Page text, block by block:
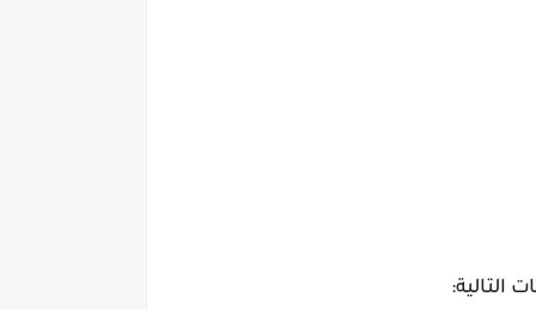
التالية: